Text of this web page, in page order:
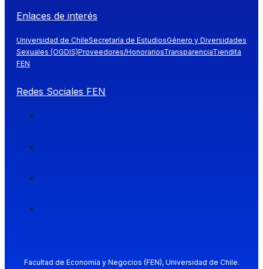
Enlaces de interés
Universidad de ChileSecretaría de EstudiosGénero y Diversidades
Sexuales (OGDIS)Proveedores/HonorariosTransparenciaTiendita
FEN
Redes Sociales FEN
Facultad de Economía y Negocios (FEN), Universidad de Chile.